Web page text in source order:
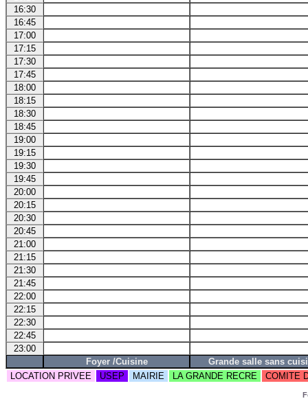
16:30
16:45
17:00
17:15
17:30
17:45
18:00
18:15
18:30
18:45
19:00
19:15
19:30
19:45
20:00
20:15
20:30
20:45
21:00
21:15
21:30
21:45
22:00
22:15
22:30
22:45
23:00
Foyer /Cuisine
Grande salle sans
LOCATION PRIVEE
USEP MAIRIE LA GRANDE RECRE COMITE